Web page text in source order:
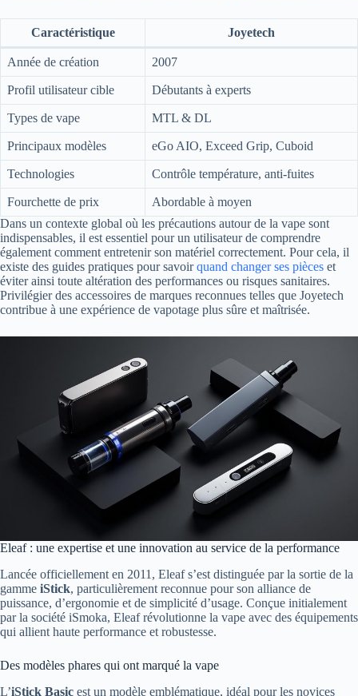
Caractéristique Joyetech
Année de création 2007
Profil utilisateur cible Débutants à experts
Types de vape MTL & DL
Principaux modèles eGo AIO, Exceed Grip, Cuboid
Technologies Contrôle température, anti-fuites
Fourchette de prix
Abordable à moyen
Dans un contexte global où les précautions autour de la vape sont
indispensables, il est essentiel pour un utilisateur de comprendre
également comment entretenir son matériel correctement. Pour cela, il
existe des guides pratiques pour savoirquand changer ses pièces et
éviter ainsi toute altération des performances ou risques sanitaires.
Privilégier des accessoires de marques reconnues telles que Joyetech
contribue à une expérience de vapotage plus sûre et maîtrisée.
Eleaf : une expertise et une innovation au service de la performance
Lancée officiellement en 2011, Eleaf s’est distinguée par la sortie de la
gamme iStick, particulièrement reconnue pour son alliance de
puissance, d’ergonomie et de simplicité d’usage. Conçue initialement
par la société iSmoka, Eleaf révolutionne la vape avec des équipements
qui allient haute performance et robustesse.
Des modèles phares qui ont marqué la vape
L’iStick Basic est un modèle emblématique, idéal pour les novices